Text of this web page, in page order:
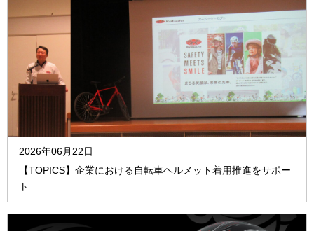
2026年06月22日
【TOPICS】企業における自転車ヘルメット着用推進をサポー
ト